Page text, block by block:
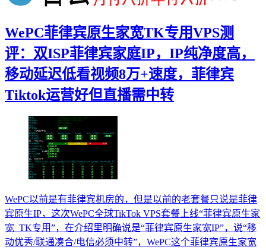
WePC菲律宾原生家宽TK专用VPS测
评：双ISP菲律宾家庭IP，IP纯净度高，
移动延迟低看视频8万+速度，菲律宾
Tiktok运营好但直播需中转
WePC以前是有菲律宾机房的，但是以前的老套餐只说是菲律
宾原生IP，这次WePC全球TikTok VPS套餐上线“菲律宾原生家
宽_TK专用”，在介绍里明确说是“菲律宾原生家宽IP”，说“移
动优秀/联通凑合/电信必须中转”，WePC这个菲律宾原生家宽